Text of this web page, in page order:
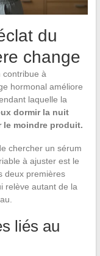
du
change
contribue à
hormonal améliore
laquelle la
dormir la nuit
le moindre produit.
chercher un sérum
à ajuster est le
deux premières
relève autant de la
liés au